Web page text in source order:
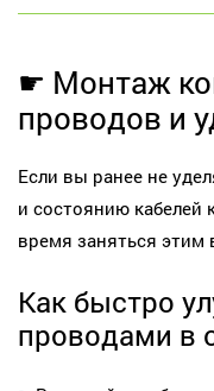
☛ Монтаж
проводов и
Если вы ранее не
и состоянию кабелей
время заняться этим
Как быстро
проводами в